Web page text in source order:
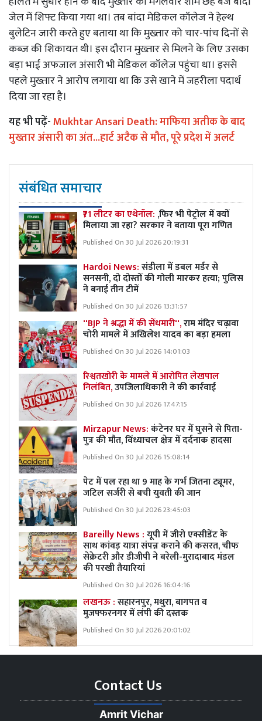
जेल में शिफ्ट किया गया था। तब बांदा मेडिकल कॉलेज ने हेल्थ
बुलेटिन जारी करते हुए बताया था कि मुख्तार को चार-पांच दिनों से
कब्ज की शिकायत थी। इस दौरान मुख्तार से मिलने के लिए उसका
बड़ा भाई अफजाल अंसारी भी मेडिकल कॉलेज पहुंचा था। इससे
पहले मुख्तार ने आरोप लगाया था कि उसे खाने में जहरीला पदार्थ
दिया जा रहा है।
यह भी पढ़ें-Mukhtar Ansari Death: माफिया अतीक के बाद
मुख्तार अंसारी का अंत...हार्ट अटैक से मौत, पूरे प्रदेश में अलर्ट
संबंधित समाचार
₹71 लीटर का एथेनॉल: ,फिर भी पेट्रोल में क्यों
मिलाया जा रहा? सरकार ने बताया पूरा गणित
Published On 30 Jul 2026 20:19:31
Hardoi News:संडीला में डबल मर्डर से
सनसनी, दो दोस्तों की गोली मारकर हत्या; पुलिस
ने बनाई तीन टीमें
Published On 30 Jul 2026 13:31:57
''BJP ने श्रद्धा में की सेंधमारी'',राम मंदिर चढ़ावा
चोरी मामले में अखिलेश यादव का बड़ा हमला
Published On 30 Jul 2026 14:01:03
रिश्वतखोरी के मामले में आरोपित लेखपाल
निलंबित,उपजिलाधिकारी ने की कार्रवाई
Published On 30 Jul 2026 17:47:15
Mirzapur News:कंटेनर घर में घुसने से पिता-
पुत्र की मौत, विंध्याचल क्षेत्र में दर्दनाक हादसा
Published On 30 Jul 2026 15:08:14
पेट में पल रहा था 9 माह के गर्भ जितना ट्यूमर,
जटिल सर्जरी से बची युवती की जान
Published On 30 Jul 2026 23:45:03
Bareilly News :यूपी में जीरो एक्सीडेंट के
साथ कांवड़ यात्रा संपन्न कराने की कसरत, चीफ
सेक्रेटरी और डीजीपी ने बरेली-मुरादाबाद मंडल
की परखी तैयारियां
Published On 30 Jul 2026 16:04:16
लखनऊ :सहारनपुर, मथुरा, बागपत व
मुजफ्फरनगर में लंपी की दस्तक
Published On 30 Jul 2026 20:01:02
Contact Us
Amrit Vichar